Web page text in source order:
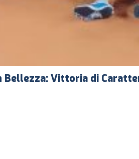
Bellezza: Vittoria di